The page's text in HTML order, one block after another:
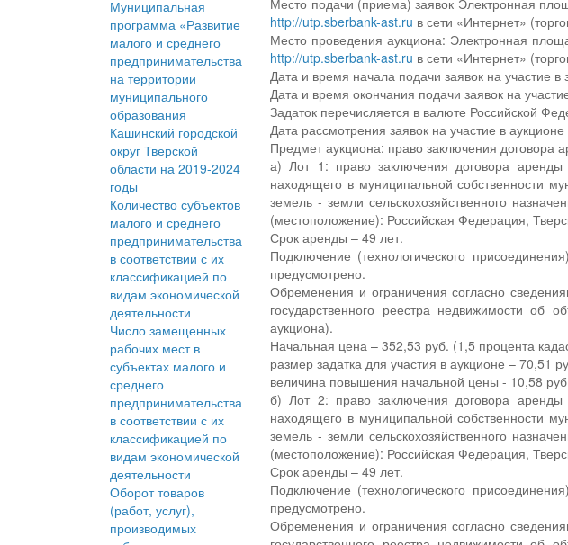
Муниципальная
программа «Развитие
малого и среднего
предпринимательства
на территории
муниципального
образования
Кашинский городской
округ Тверской
области на 2019-2024
годы
Количество субъектов
малого и среднего
предпринимательства
в соответствии с их
классификацией по
видам экономической
деятельности
Число замещенных
рабочих мест в
субъектах малого и
среднего
предпринимательства
в соответствии с их
классификацией по
видам экономической
деятельности
Оборот товаров
(работ, услуг),
производимых
Место подачи (приема) заявок Электронная
http://utp.sberbank-ast.ru в сети «Интернет»
Место проведения аукциона: Электронная
http://utp.sberbank-ast.ru в сети «Интернет»
Дата и время начала подачи заявок на участие
Дата и время окончания подачи заявок на
Задаток перечисляется в валюте Российской
Дата рассмотрения заявок на участие в
Предмет аукциона: право заключения договора
а) Лот 1: право заключения договора
находящего в муниципальной собственности
земель - земли сельскохозяйственного
(местоположение): Российская Федерация,
Срок аренды – 49 лет.
Подключение (технологического
предусмотрено.
Обременения и ограничения согласно
государственного реестра недвижимости об
аукциона).
Начальная цена – 352,53 руб. (1,5 процента
размер задатка для участия в аукционе – 70,51
величина повышения начальной цены - 10,58
б) Лот 2: право заключения договора
находящего в муниципальной собственности
земель - земли сельскохозяйственного
(местоположение): Российская Федерация,
Срок аренды – 49 лет.
Подключение (технологического
предусмотрено.
Обременения и ограничения согласно